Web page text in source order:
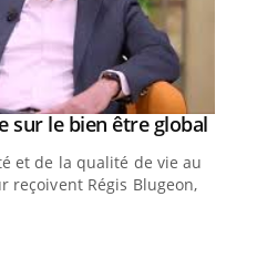
sur le bien être global
et de la qualité de vie au
reçoivent Régis Blugeon,